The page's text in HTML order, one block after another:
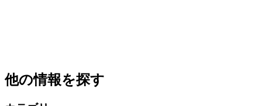
他の情報を探す